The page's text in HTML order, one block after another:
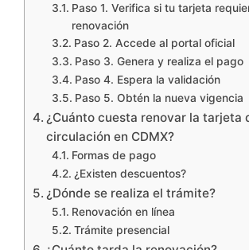
Paso 1. Verifica si tu tarjeta
renovación
Paso 2. Accede al portal oficial
Paso 3. Genera y realiza el pago
Paso 4. Espera la validación
Paso 5. Obtén la nueva vigencia
¿Cuánto cuesta renovar la tarjeta
circulación en CDMX?
Formas de pago
¿Existen descuentos?
¿Dónde se realiza el trámite?
Renovación en línea
Trámite presencial